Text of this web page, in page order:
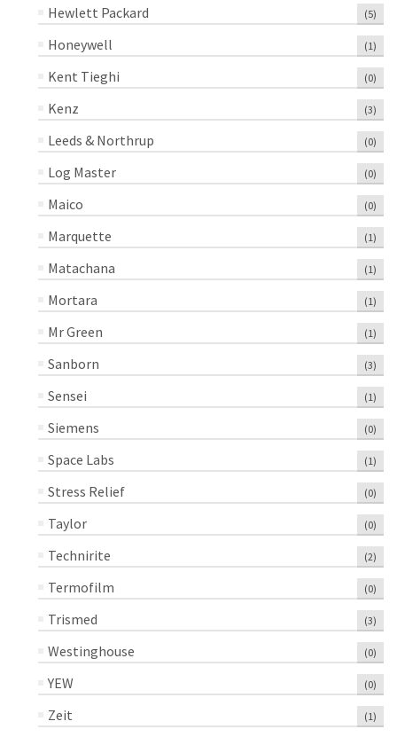
Hewlett Packard (5)
Honeywell (1)
Kent Tieghi (0)
Kenz (3)
Leeds & Northrup (0)
Log Master (0)
Maico (0)
Marquette (1)
Matachana (1)
Mortara (1)
Mr Green (1)
Sanborn (3)
Sensei (1)
Siemens (0)
Space Labs (1)
Stress Relief (0)
Taylor (0)
Technirite (2)
Termofilm (0)
Trismed (3)
Westinghouse (0)
YEW (0)
Zeit (1)